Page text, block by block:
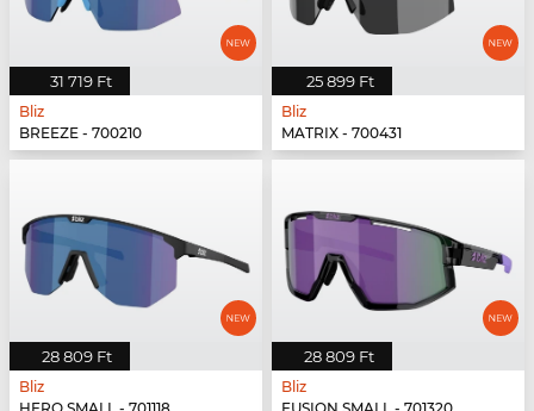
31 719 Ft
Bliz
BREEZE - 700210
25 899 Ft
Bliz
MATRIX - 700431
28 809 Ft
Bliz
28 809 Ft
Bliz